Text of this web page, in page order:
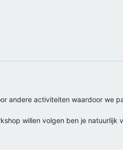
andere activiteiten waardoor we
willen volgen ben je natuurlijk